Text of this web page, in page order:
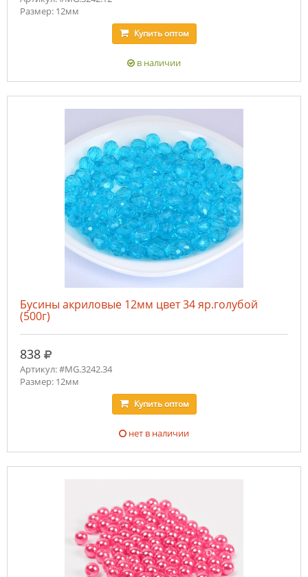
Размер: 12мм
Купитьоптом
в наличии
Бусины акриловые 12мм цвет 34 яр.голубой
(500г)
838 руб.
Артикул: #MG.3242.34
Размер: 12мм
Купитьоптом
нет в наличии